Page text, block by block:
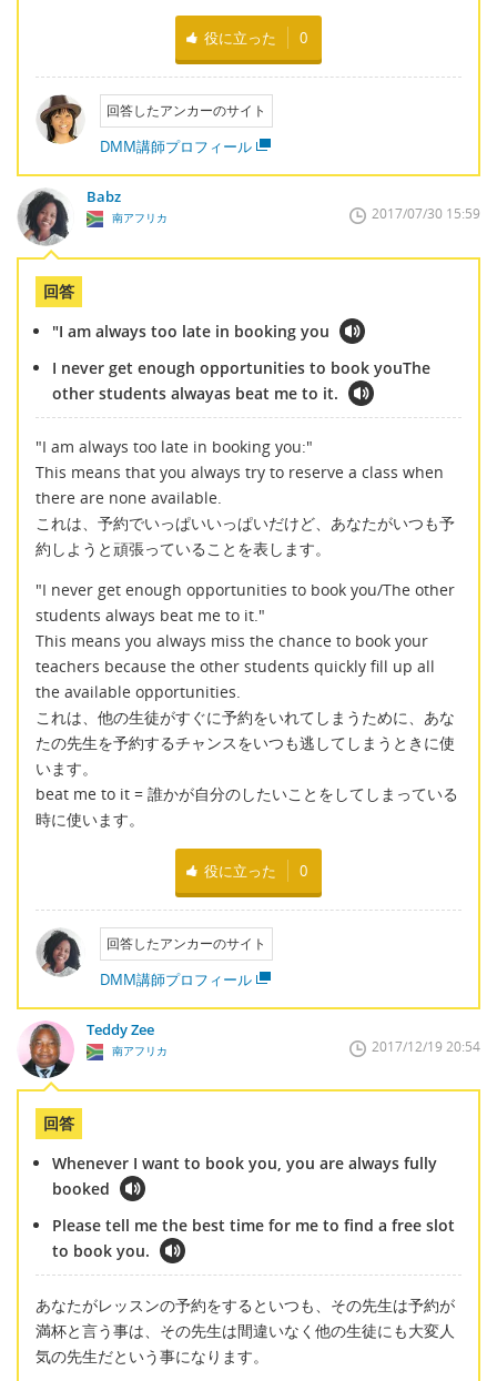
役に立った 0
回答したアンカーのサイト
DMM講師プロフィール
Babz
南アフリカ 2017/07/30 15:59
回答
"I am always too late in booking you
I never get enough opportunities to book youThe
other students alwayas beat me to it.
"I am always too late in booking you:"
This means that you always try to reserve a class when
there are none available.
これは、予約でいっぱいいっぱいだけど、あなたがいつも予
約しようと頑張っていることを表します。
"I never get enough opportunities to book you/The other
students always beat me to it."
This means you always miss the chance to book your
teachers because the other students quickly fill up all
the available opportunities.
これは、他の生徒がすぐに予約をいれてしまうために、あな
たの先生を予約するチャンスをいつも逃してしまうときに使
います。
beat me to it = 誰かが自分のしたいことをしてしまっている
時に使います。
役に立った 0
回答したアンカーのサイト
DMM講師プロフィール
Teddy Zee
南アフリカ 2017/12/19 20:54
回答
Whenever I want to book you, you are always fully
booked
Please tell me the best time for me to find a free slot
to book you.
あなたがレッスンの予約をするといつも、その先生は予約が
満杯と言う事は、その先生は間違いなく他の生徒にも大変人
気の先生だという事になります。